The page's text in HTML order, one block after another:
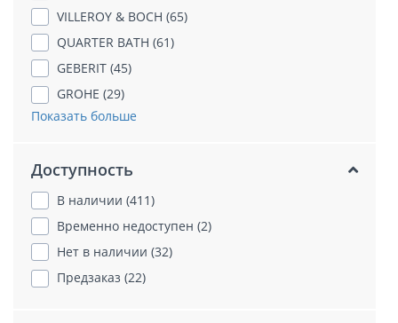
VILLEROY & BOCH (65)
QUARTER BATH (61)
GEBERIT (45)
GROHE (29)
Показать больше
Доступность
В наличии (411)
Временно недоступен (2)
Нет в наличии (32)
Предзаказ (22)